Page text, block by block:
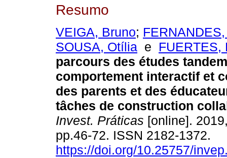
Resumo
VEIGA, Bruno;
SOUSA, Otília e FUERTES,
parcours des études
comportement interactif et
des parents et des
tâches de construction
Invest. Práticas [online].
pp.46-72. ISSN 2182-1372.
https://doi.org/10.25757/